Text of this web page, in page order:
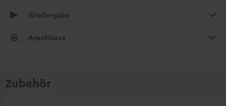
Wiedergabe
Anschlüsse
Zubehör